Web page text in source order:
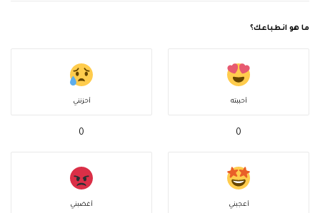
ما هو انطباعك؟
أحببته
0
أحزنني
0
أعجبني أغضبني